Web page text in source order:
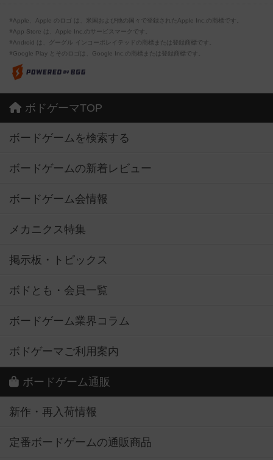
※Apple、Apple のロゴ は、米国および他の国々で登録されたApple Inc.の商標です。
※App Store は、Apple Inc.のサービスマークです。
※Android は、グーグル インコーポレイテッドの商標または登録商標です。
※Google Play とそのロゴは、Google Inc.の商標または登録商標です。
ボドゲーマTOP
ボードゲームを検索する
ボードゲームの新着レビュー
ボードゲーム会情報
メカニクス特集
掲示板・トピックス
ボドとも・会員一覧
ボードゲーム業界コラム
ボドゲーマご利用案内
ボードゲーム通販
新作・再入荷情報
定番ボードゲームの通販商品